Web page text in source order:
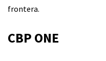
frontera.
CBP ONE